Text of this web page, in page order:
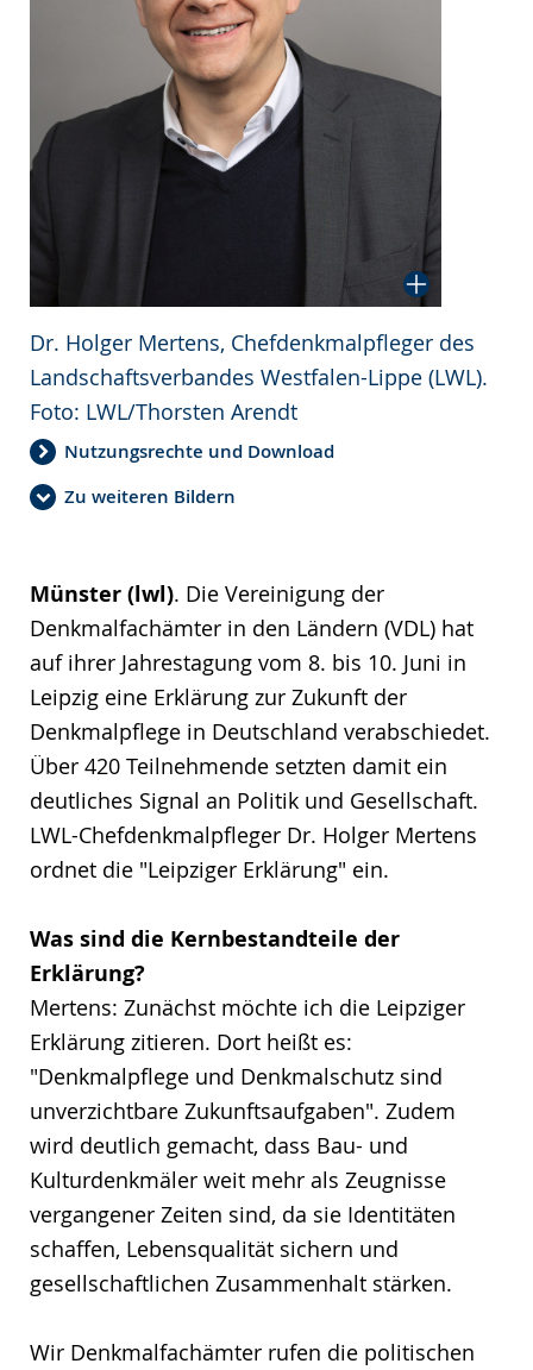
Dr. Holger Mertens, Chefdenkmalpfleger des
Landschaftsverbandes Westfalen-Lippe (LWL).
Foto: LWL/Thorsten Arendt
Nutzungsrechte und Download
Zu weiteren Bildern
Münster (lwl). Die Vereinigung der
Denkmalfachämter in den Ländern (VDL) hat
auf ihrer Jahrestagung vom 8. bis 10. Juni in
Leipzig eine Erklärung zur Zukunft der
Denkmalpflege in Deutschland verabschiedet.
Über 420 Teilnehmende setzten damit ein
deutliches Signal an Politik und Gesellschaft.
LWL-Chefdenkmalpfleger Dr. Holger Mertens
ordnet die "Leipziger Erklärung" ein.
Was sind die Kernbestandteile der
Erklärung?
Mertens: Zunächst möchte ich die Leipziger
Erklärung zitieren. Dort heißt es:
"Denkmalpflege und Denkmalschutz sind
unverzichtbare Zukunftsaufgaben". Zudem
wird deutlich gemacht, dass Bau- und
Kulturdenkmäler weit mehr als Zeugnisse
vergangener Zeiten sind, da sie Identitäten
schaffen, Lebensqualität sichern und
gesellschaftlichen Zusammenhalt stärken.
Wir Denkmalfachämter rufen die politischen